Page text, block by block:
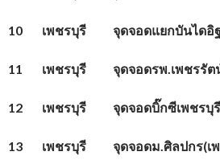
10 เพชรบุรี จุดจอดแยกบันไดอิ
11 เพชรบุรี จุดจอดรพ.เพชรรัต
12 เพชรบุรี จุดจอดบิ๊กซีเพชรบุรี
13 เพชรบุรี จุดจอดม.ศิลปกร(เ